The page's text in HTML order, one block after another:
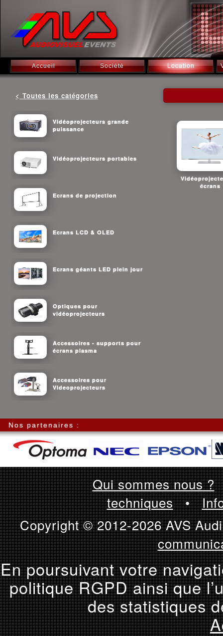
Accueil Société Location
< Toutes les catégories
Vidéoprojecteurs grande
puissance
Vidéoprojecteurs portables
Ecrans de projection
Ecrans LCD & OLED
Ecrans géants LED plein jour
Optiques pour
vidéoprojecteurs
Accessoires - supports pour
écrans plasma
Accessoires pour
Videoprojecteurs
écrans
Nos partenaires :
Qui sommes nous ?
techniques•
Copyright © 2012-2026 AVS
En poursuivant votre
politique RGPD ainsi que
des statistiques